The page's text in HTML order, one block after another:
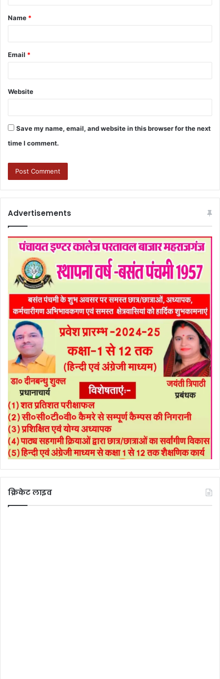
Name *
Email *
Website
Save my name, email, and website in this browser for the next
time I comment.
Advertisements
क्रिकेट लाइव